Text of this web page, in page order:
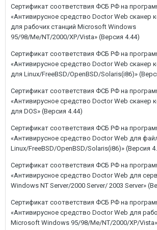
Сертификат соответствия ФСБ РФ на
«Антивирусное средство Doctor Web сканер
для рабочих станций Microsoft Windows
95/98/Me/NT/2000/XP/Vista» (Версия 4.44)
Сертификат соответствия ФСБ РФ на
«Антивирусное средство Doctor Web сканер
для Linux/FreeBSD/OpenBSD/Solaris(i86)»
Сертификат соответствия ФСБ РФ на
«Антивирусное средство Doctor Web сканер
для DOS» (Версия 4.44)
Сертификат соответствия ФСБ РФ на
«Антивирусное средство Doctor Web для
Linux/FreeBSD/OpenBSD/Solaris(i86)» (Версия
Сертификат соответствия ФСБ РФ на
«Антивирусное средство Doctor Web для
Windows NT Server/2000 Server/ 2003 Server»
Сертификат соответствия ФСБ РФ на
«Антивирусное средство Doctor Web для
Microsoft Windows 95/98/Me/NT/2000/XP/